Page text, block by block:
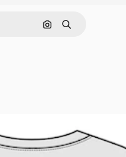
Nach Bild suchen
Suchen